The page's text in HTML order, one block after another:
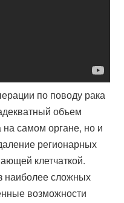
по поводу рака
объем
самом органе, но и
регионарных
клетчаткой.
наиболее сложных
возможности